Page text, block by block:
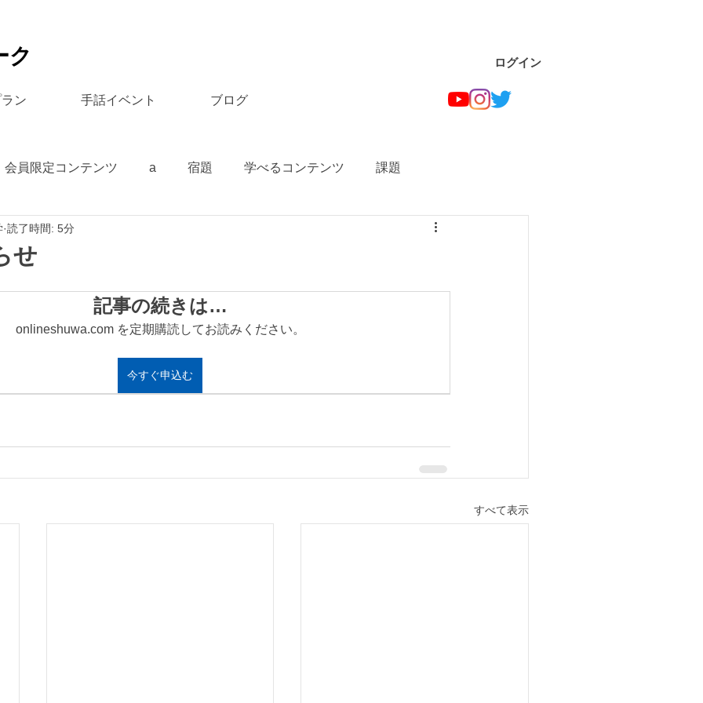
ク
ン 手話イベント ブログ
ログイン
会員限定コンテンツ a 宿題 学べるコンテンツ 課題
せ
読了時間: 5分
記事の続きは…
onlineshuwa.com を定期購読してお読みください。
今すぐ申込む
すべて表示